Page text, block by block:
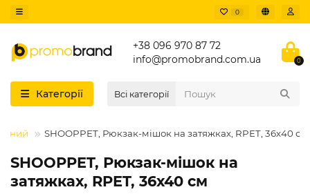
0
+38 096 970 87 72
info@promobrand.com.ua
0
Категорії Всі категорії
SHOOPPET, Рюкзак-мішок на затяжках, RPET, 36х40 см
SHOOPPET, Рюкзак-мішок на
затяжках, RPET, 36х40 см